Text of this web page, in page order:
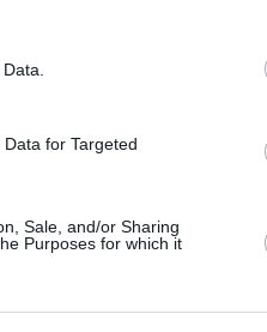
for Targeted
Sale, and/or Sharing
Purposes for which it